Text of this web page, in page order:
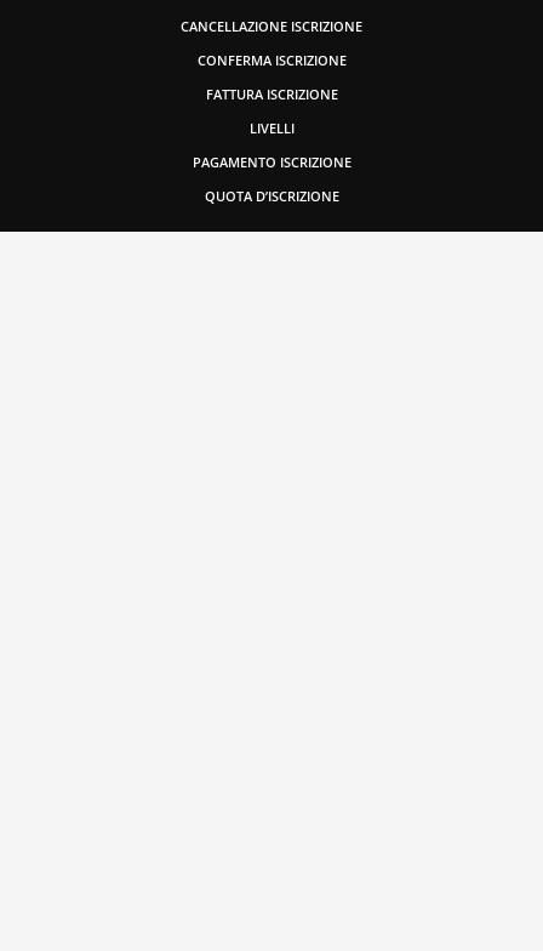
CANCELLAZIONE ISCRIZIONE
CONFERMA ISCRIZIONE
FATTURA ISCRIZIONE
LIVELLI
PAGAMENTO ISCRIZIONE
QUOTA D’ISCRIZIONE